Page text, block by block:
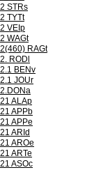
STRs
TYTt
VEIp
WAGt
RAGt
RODl
BENv
JOUr
ALAp
APPb
APPe
ARId
AROe
ARTe
ASOc